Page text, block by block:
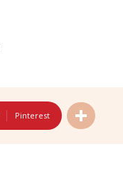
Pinterest